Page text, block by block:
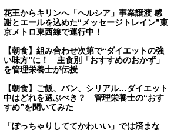
花王からキリンへ「ヘルシア」事業譲渡 感
謝とエールを込めた“メッセージトレイン”東
京メトロ東西線で運行中！
【朝食】組み合わせ次第で“ダイエットの強
い味方”に！ 主食別「おすすめのおかず」
を管理栄養士が伝授
【朝食】ご飯、パン、シリアル…ダイエット
中はどれを選ぶべき？ 管理栄養士の“おす
すめ”を聞いてみた
「ぽっちゃりしててかわいい」では済まな